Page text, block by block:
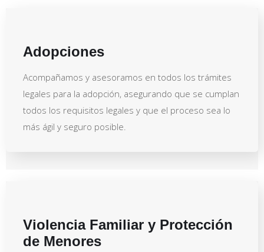
Adopciones
Acompañamos y asesoramos en todos los trámites
legales para la adopción, asegurando que se cumplan
todos los requisitos legales y que el proceso sea lo
más ágil y seguro posible.
Violencia Familiar y Protección
de Menores